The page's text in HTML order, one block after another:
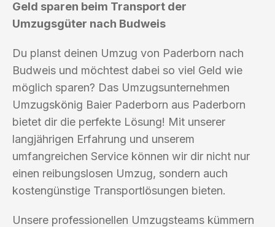
Geld sparen beim Transport der
Umzugsgüter nach Budweis
Du planst deinen Umzug von Paderborn nach
Budweis und möchtest dabei so viel Geld wie
möglich sparen? Das Umzugsunternehmen
Umzugskönig Baier Paderborn aus Paderborn
bietet dir die perfekte Lösung! Mit unserer
langjährigen Erfahrung und unserem
umfangreichen Service können wir dir nicht nur
einen reibungslosen Umzug, sondern auch
kostengünstige Transportlösungen bieten.
Unsere professionellen Umzugsteams kümmern